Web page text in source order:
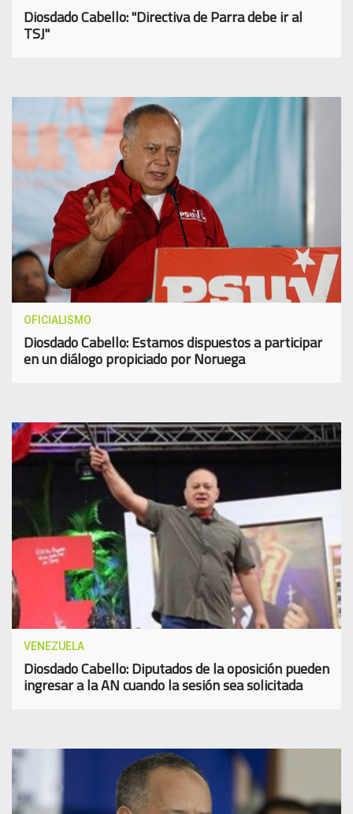
Diosdado Cabello: "Directiva de Parra debe ir al
TSJ"
OFICIALISMO
Diosdado Cabello: Estamos dispuestos a participar
en un diálogo propiciado por Noruega
VENEZUELA
Diosdado Cabello: Diputados de la oposición pueden
ingresar a la AN cuando la sesión sea solicitada